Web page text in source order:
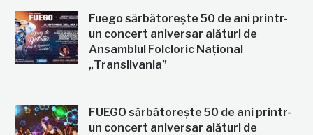
Fuego sărbătorește 50 de ani printr-
un concert aniversar alături de
Ansamblul Folcloric Național
„Transilvania”
FUEGO sărbătorește 50 de ani printr-
un concert aniversar alături de